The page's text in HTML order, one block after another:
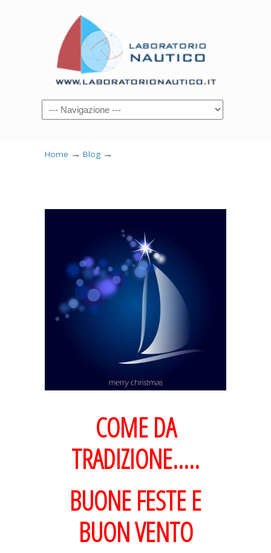
Home → Blog →
COME DA
TRADIZIONE…..
BUONE FESTE E
BUON VENTO